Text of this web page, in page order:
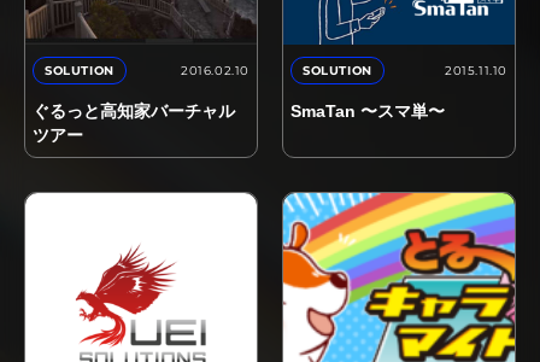
SOLUTION 2016.02.10
ぐるっと高知家バーチャル
ツアー
SOLUTION 2015.11.10
SmaTan 〜スマ単〜